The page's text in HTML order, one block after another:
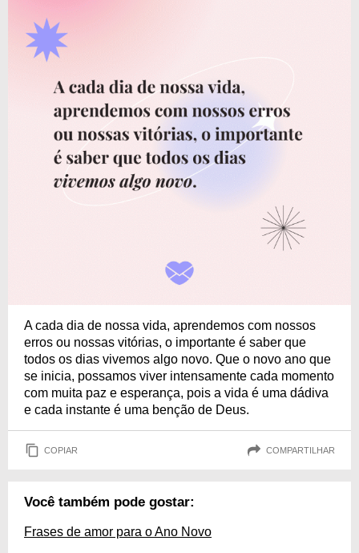
A cada dia de nossa vida, aprendemos com nossos
erros ou nossas vitórias, o importante é saber que
todos os dias vivemos algo novo. Que o novo ano que
se inicia, possamos viver intensamente cada momento
com muita paz e esperança, pois a vida é uma dádiva
e cada instante é uma benção de Deus.
COPIAR COMPARTILHAR
Você também pode gostar:
Frases de amor para o Ano Novo